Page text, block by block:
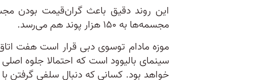
این روند دقیق باعث گران‌قیمت
مجسمه‌ها به ۱۵۰ هزار پوند هم می‌رسد.
موزه مادام توسوی دبی قرار است هفت
سینمای بالیوود است که احتمالا جلوه
خواهد بود. کسانی که دنبال سلفی گرفتن با